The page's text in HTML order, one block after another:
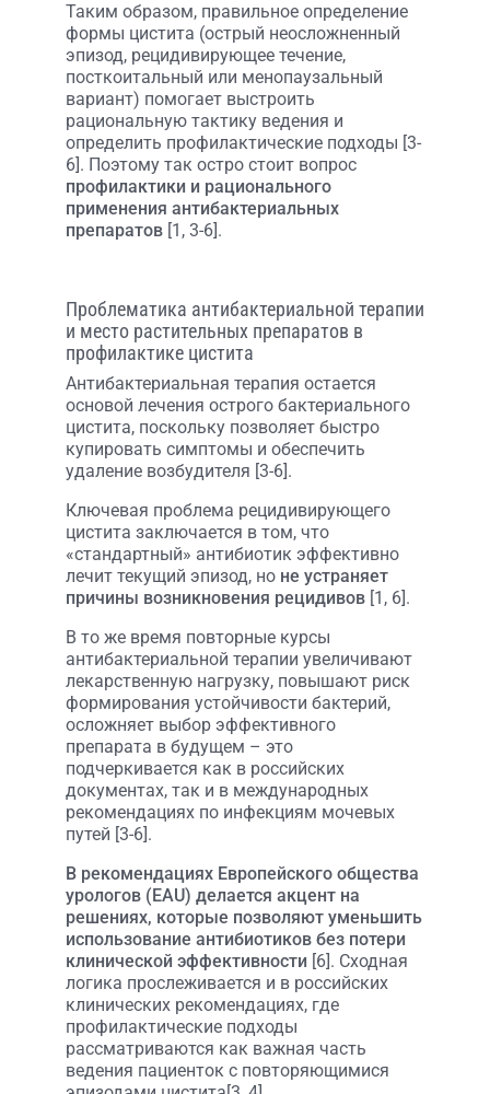
Таким образом, правильное определение
формы цистита (острый неосложненный
эпизод, рецидивирующее течение,
посткоитальный или менопаузальный
вариант) помогает выстроить
рациональную тактику ведения и
определить профилактические подходы [3-
6]. Поэтому так остро стоит вопрос
профилактики и рационального
применения антибактериальных
препаратов [1, 3-6].
Проблематика антибактериальной терапии
и место растительных препаратов в
профилактике цистита
Антибактериальная терапия остается
основой лечения острого бактериального
цистита, поскольку позволяет быстро
купировать симптомы и обеспечить
удаление возбудителя [3-6].
Ключевая проблема рецидивирующего
цистита заключается в том, что
«стандартный» антибиотик эффективно
лечит текущий эпизод, но не устраняет
причины возникновения рецидивов [1, 6].
В то же время повторные курсы
антибактериальной терапии увеличивают
лекарственную нагрузку, повышают риск
формирования устойчивости бактерий,
осложняет выбор эффективного
препарата в будущем – это
подчеркивается как в российских
документах, так и в международных
рекомендациях по инфекциям мочевых
путей [3-6].
В рекомендациях Европейского общества
урологов (EAU) делается акцент на
решениях, которые позволяют уменьшить
использование антибиотиков без потери
клинической эффективности [6]. Сходная
логика прослеживается и в российских
клинических рекомендациях, где
профилактические подходы
рассматриваются как важная часть
ведения пациенток с повторяющимися